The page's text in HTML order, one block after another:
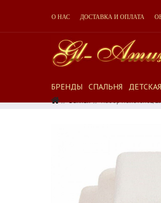
О НАС ДОСТАВКА И ОПЛАТА
БРЕНДЫ СПАЛЬНЯ ДЕТСКАЯ
Ванная Набор Полотенец